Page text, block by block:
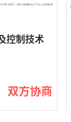
控制技术
双方协商